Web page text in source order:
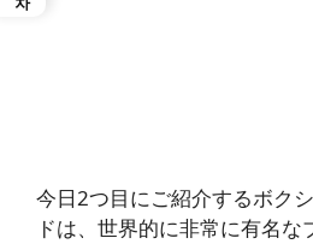
今日2つ目にご紹介するボク
ドは、世界的に非常に有名な